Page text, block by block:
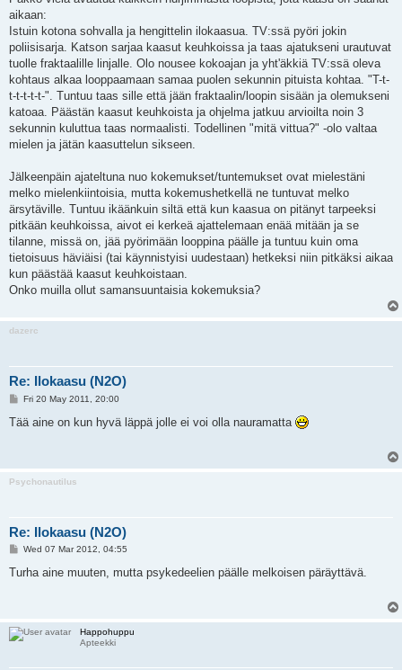
aikaan:
Istuin kotona sohvalla ja hengittelin ilokaasua. TV:ssä pyöri jokin
poliisisarja. Katson sarjaa kaasut keuhkoissa ja taas ajatukseni urautuvat
tuolle fraktaalille linjalle. Olo nousee kokoajan ja yht'äkkiä TV:ssä oleva
kohtaus alkaa looppaamaan samaa puolen sekunnin pituista kohtaa. "T-t-
t-t-t-t-t-". Tuntuu taas sille että jään fraktaalin/loopin sisään ja olemukseni
katoaa. Päästän kaasut keuhkoista ja ohjelma jatkuu arvioilta noin 3
sekunnin kuluttua taas normaalisti. Todellinen "mitä vittua?" -olo valtaa
mielen ja jätän kaasuttelun sikseen.
Jälkeenpäin ajateltuna nuo kokemukset/tuntemukset ovat mielestäni
melko mielenkiintoisia, mutta kokemushetkellä ne tuntuvat melko
ärsytäville. Tuntuu ikäänkuin siltä että kun kaasua on pitänyt tarpeeksi
pitkään keuhkoissa, aivot ei kerkeä ajattelemaan enää mitään ja se
tilanne, missä on, jää pyörimään looppina päälle ja tuntuu kuin oma
tietoisuus häviäisi (tai käynnistyisi uudestaan) hetkeksi niin pitkäksi aikaa
kun päästää kaasut keuhkoistaan.
Onko muilla ollut samansuuntaisia kokemuksia?
dazerc
Re: Ilokaasu (N2O)
P
s
Fri 20 May 2011, 20:00
Tää aine on kun hyvä läppä jolle ei voi olla nauramatta
Psychonautilus
Re: Ilokaasu (N2O)
P
s
Wed 07 Mar 2012, 04:55
Turha aine muuten, mutta psykedeelien päälle melkoisen päräyttävä.
Happohuppu
Apteekki